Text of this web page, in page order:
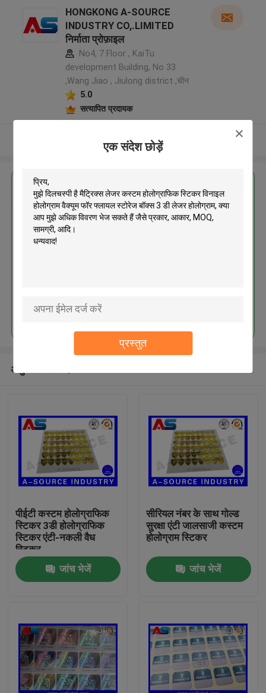
एक संदेश छोड़ें
प्रस्तुत
उत्पादों
हमारे बारे में
HONGKONG A-SOURCE
INDUSTRY CO,.LIMITED
निर्माता प्रोफ़ाइल
No4, 7 Floor , KaiTu
development Building, No 33
,Wang Jiao , Jiulong district ,चीन
5.0
सत्यापित प्रदायक
और देखो
सबसे उत्तम प्रतिदान प्राप्त करें
मैट्रिक्स लेजर कस्टम होलोग्राफिक
जारी रखें
अनुशंसित उत्पाद
पीईटी कस्टम होलोग्राफिक
स्टिकर 3डी होलोग्राफिक
स्टिकर एंटी-नकली वैध
स्टिकर
जांच भेजें
सीरियल नंबर के साथ गोल्ड
सुरक्षा एंटी जालसाजी कस्टम
होलोग्राम स्टिकर
जांच भेजें